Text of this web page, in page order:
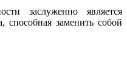
заслуженно является
способная заменить собой